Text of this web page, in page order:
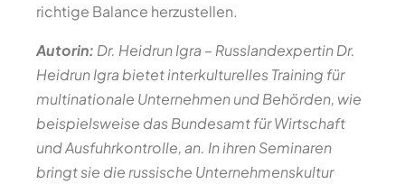
richtige Balance herzustellen.
Autorin: Dr. Heidrun Igra – Russlandexpertin Dr.
Heidrun Igra bietet interkulturelles Training für
multinationale Unternehmen und Behörden, wie
beispielsweise das Bundesamt für Wirtschaft
und Ausfuhrkontrolle, an. In ihren Seminaren
bringt sie die russische Unternehmenskultur